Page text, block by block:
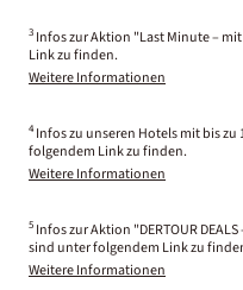
3 Infos zur Aktion "Last Minute –
Link zu finden.
Weitere Informationen
4 Infos zu unseren Hotels mit bis
folgendem Link zu finden.
Weitere Informationen
5 Infos zur Aktion "DERTOUR
sind unter folgendem Link zu
Weitere Informationen